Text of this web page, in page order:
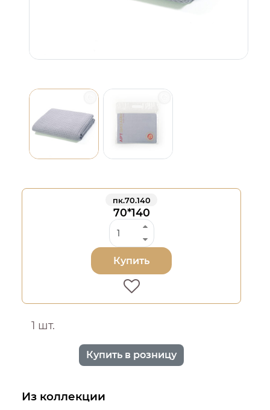
пк.70.140
70*140
Купить
1 шт.
Купить в розницу
Из коллекции